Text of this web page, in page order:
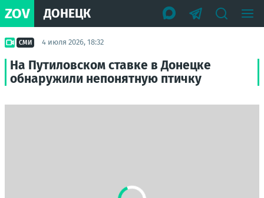
ZOV ДОНЕЦК
СМИ 4 июля 2026, 18:32
На Путиловском ставке в Донецке
обнаружили непонятную птичку